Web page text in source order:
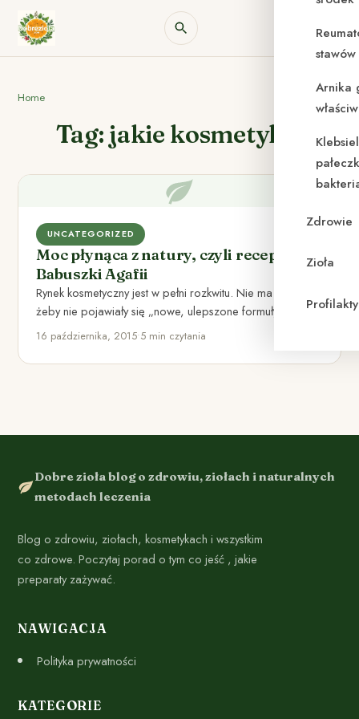
Arnika
Zdrowie
Zioła
Home
Tag: jakie kosmetyki?
UNCATEGORIZED
Moc płynąca z natury, czyli receptury
Babuszki Agafii
Rynek kosmetyczny jest w pełni rozkwitu. Nie ma miesiąca,
żeby nie pojawiały się „nowe, ulepszone formuły”. Z
każdej…
16 października, 2015•5 min czytania
Dobre zioła blog o zdrowiu, ziołach i naturalnych
metodach leczenia
Blog o zdrowiu, ziołach, kosmetykach i wszystkim
co zdrowe. Poczytaj porad o tym co jeść , jakie
preparaty zażywać.
NAWIGACJA
Polityka prywatności
KATEGORIE